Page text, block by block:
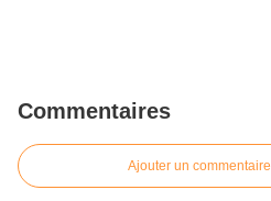
Commentaires
Ajouter un commentaire